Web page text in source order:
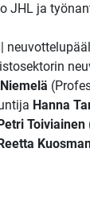
JHL ja
|
Hanna
Petri Toiviainen
Reetta